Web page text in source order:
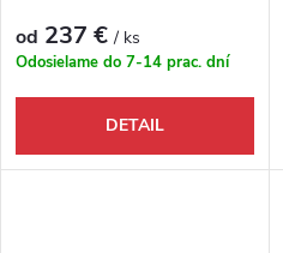
od 237 €/ ks
Odosielame do 7-14 prac. dní
DETAIL